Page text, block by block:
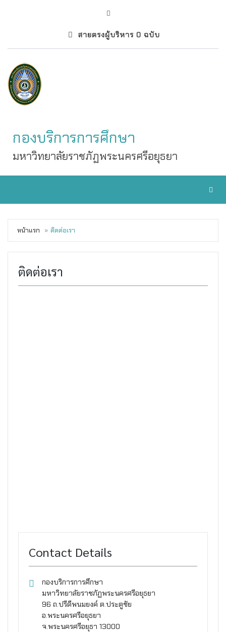
สายตรงผู้บริหาร 0 ฉบับ
กองบริการการศึกษา
มหาวิทยาลัยราชภัฏพระนครศรีอยุธยา
หน้าแรก ติดต่อเรา
ติดต่อเรา
Contact Details
กองบริการการศึกษา
มหาวิทยาลัยราชภัฏพระนครศรีอยุธยา
96 ถ.ปรีดีพนมยงค์ ต.ประตูชัย
อ.พระนครศรีอยุธยา
จ.พระนครศรีอยุธา 13000